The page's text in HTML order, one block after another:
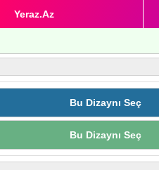
Yeraz.Az
Bu Dizaynı Seç
Bu Dizaynı Seç